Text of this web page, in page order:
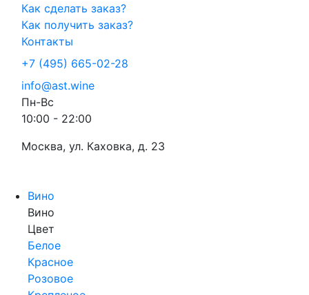
Как сделать заказ?
Как получить заказ?
Контакты
+7 (495) 665-02-28
info@ast.wine
Пн-Вс
10:00 - 22:00
Москва, ул. Каховка, д. 23
Вино
Вино
Цвет
Белое
Красное
Розовое